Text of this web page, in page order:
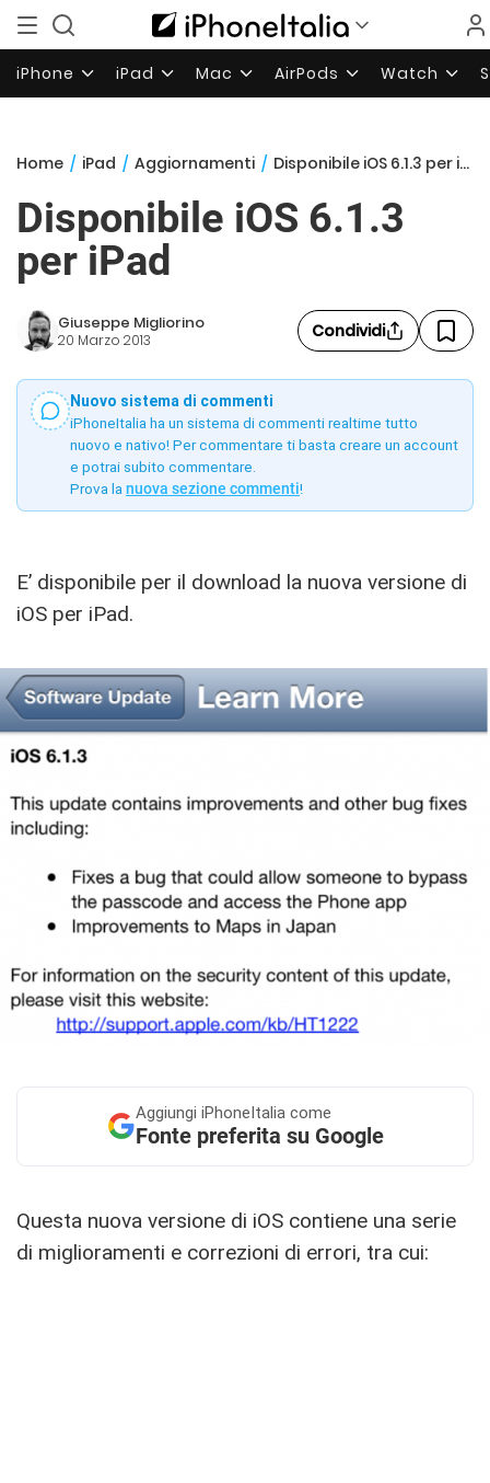
iPhone iPad Mac AirPods Watch
Home / iPad / Aggiornamenti / Disponibile iOS 6.1.3 per iPad
Disponibile iOS 6.1.3
per iPad
Giuseppe Migliorino
20 Marzo 2013 Condividi
Nuovo sistema di commenti
iPhoneItalia ha un sistema di commenti realtime tutto
nuovo e nativo! Per commentare ti basta creare un account
e potrai subito commentare.
Prova la nuova sezione commenti!
E’ disponibile per il download la nuova versione di
iOS per iPad.
Aggiungi iPhoneItalia come
Fonte preferita su Google
Questa nuova versione di iOS contiene una serie
di miglioramenti e correzioni di errori, tra cui: